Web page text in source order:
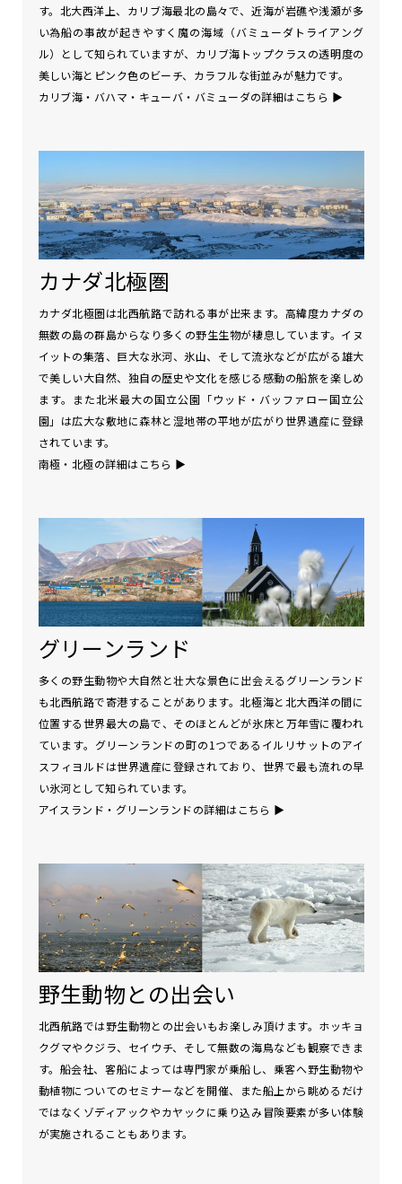
す。北大西洋上、カリブ海最北の島々で、近海が岩礁や浅瀬が多
い為船の事故が起きやすく魔の海域（バミューダトライアング
ル）として知られていますが、カリブ海トップクラスの透明度の
美しい海とピンク色のビーチ、カラフルな街並みが魅力です。
カリブ海・バハマ・キューバ・バミューダの詳細はこちら ▶
カナダ北極圏
カナダ北極圏は北西航路で訪れる事が出来ます。高緯度カナダの
無数の島の群島からなり多くの野生生物が棲息しています。イヌ
イットの集落、巨大な氷河、氷山、そして流氷などが広がる雄大
で美しい大自然、独自の歴史や文化を感じる感動の船旅を楽しめ
ます。また北米最大の国立公園「ウッド・バッファロー国立公
園」は広大な敷地に森林と湿地帯の平地が広がり世界遺産に登録
されています。
南極・北極の詳細はこちら ▶
グリーンランド
多くの野生動物や大自然と壮大な景色に出会えるグリーンランド
も北西航路で寄港することがあります。北極海と北大西洋の間に
位置する世界最大の島で、そのほとんどが氷床と万年雪に覆われ
ています。グリーンランドの町の1つであるイルリサットのアイ
スフィヨルドは世界遺産に登録されており、世界で最も流れの早
い氷河として知られています。
アイスランド・グリーンランドの詳細はこちら ▶
野生動物との出会い
北西航路では野生動物との出会いもお楽しみ頂けます。ホッキョ
クグマやクジラ、セイウチ、そして無数の海鳥なども観察できま
す。船会社、客船によっては専門家が乗船し、乗客へ野生動物や
動植物についてのセミナーなどを開催、また船上から眺めるだけ
ではなくゾディアックやカヤックに乗り込み冒険要素が多い体験
が実施されることもあります。